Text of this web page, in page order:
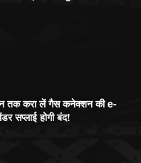
तक करा लें गैस कनेक्शन की e-
सप्लाई होगी बंद!